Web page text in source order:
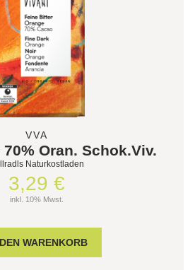
VVA
Oran. Schok.Viv.
Naturkostladen
3,29 €
inkl. 10% Mwst.